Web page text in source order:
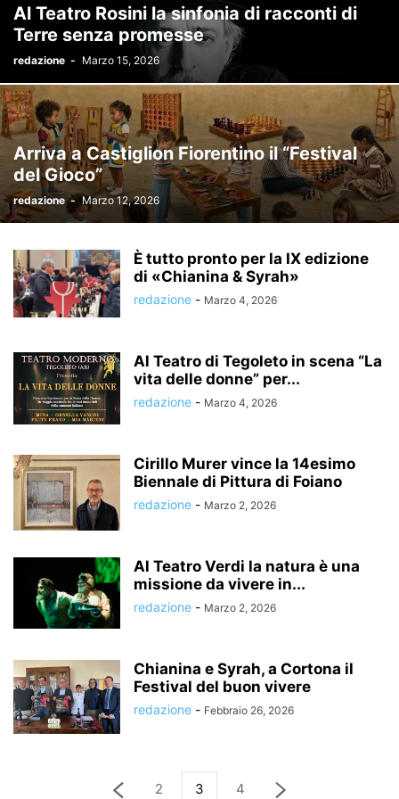
Al Teatro Rosini la sinfonia di racconti di
Terre senza promesse
redazione - Marzo 15, 2026
Arriva a Castiglion Fiorentino il “Festival
del Gioco”
redazione - Marzo 12, 2026
È tutto pronto per la IX edizione
di «Chianina & Syrah»
redazione - Marzo 4, 2026
Al Teatro di Tegoleto in scena “La
vita delle donne” per...
redazione - Marzo 4, 2026
Cirillo Murer vince la 14esimo
Biennale di Pittura di Foiano
redazione - Marzo 2, 2026
Al Teatro Verdi la natura è una
missione da vivere in...
redazione - Marzo 2, 2026
Chianina e Syrah, a Cortona il
Festival del buon vivere
redazione - Febbraio 26, 2026
2 3 4